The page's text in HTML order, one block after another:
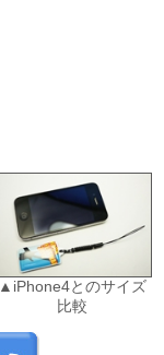
▲iPhone4とのサイズ
比較